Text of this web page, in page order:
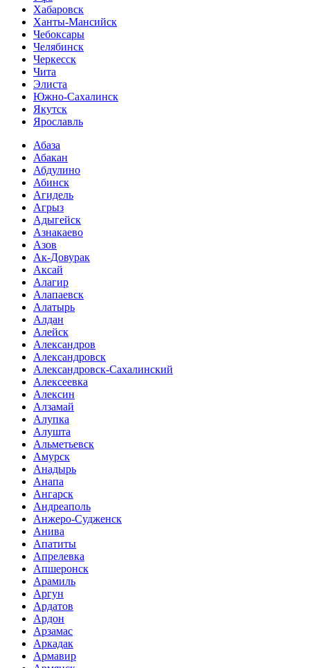
Хабаровск
Ханты-Мансийск
Чебоксары
Челябинск
Черкесск
Чита
Элиста
Южно-Сахалинск
Якутск
Ярославль
Абаза
Абакан
Абдулино
Абинск
Агидель
Агрыз
Адыгейск
Азнакаево
Азов
Ак-Довурак
Аксай
Алагир
Алапаевск
Алатырь
Алдан
Алейск
Александров
Александровск
Александровск-Сахалинский
Алексеевка
Алексин
Алзамай
Алупка
Алушта
Альметьевск
Амурск
Анадырь
Анапа
Ангарск
Андреаполь
Анжеро-Судженск
Анива
Апатиты
Апрелевка
Апшеронск
Арамиль
Аргун
Ардатов
Ардон
Арзамас
Аркадак
Армавир